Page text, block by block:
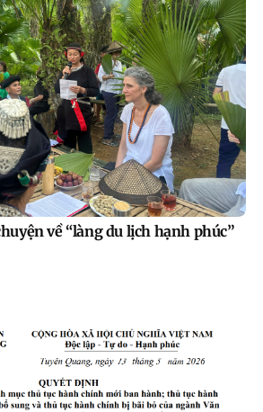
về “làng du lịch hạnh phúc”